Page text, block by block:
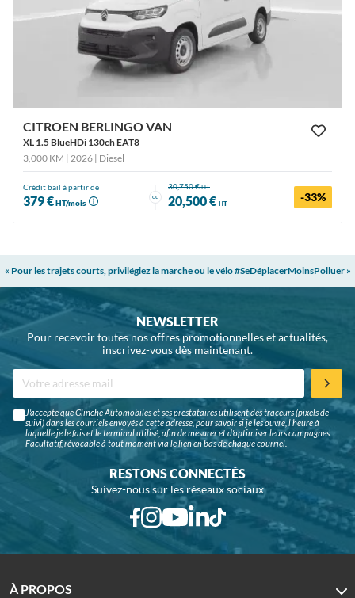
CITROEN BERLINGO VAN
XL 1.5 BlueHDi 130ch EAT8
3,000 KM | 2026 | Diesel
Crédit bail à partir de
379 €HT/mois
ou
30,750 €HT
20,500 € HT -33%
« Pour les trajets courts, privilégiez la marche ou le vélo #SeDéplacerMoinsPolluer »
NEWSLETTER
Pour recevoir toutes nos offres promotionnelles et actualités,
inscrivez-vous dès maintenant.
J'accepte que Glinche Automobiles et ses prestataires utilisent des traceurs (pixels de
suivi) dans les courriels envoyés à cette adresse, pour savoir si je les ouvre, l'heure à
laquelle je le fais et le terminal utilisé, afin de mesurer et d'optimiser leurs campagnes.
Facultatif, révocable à tout moment via le lien en bas de chaque courriel.
RESTONS CONNECTÉS
Suivez-nous sur les réseaux sociaux
À PROPOS